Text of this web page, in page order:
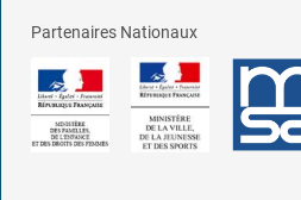
Partenaires Nationaux